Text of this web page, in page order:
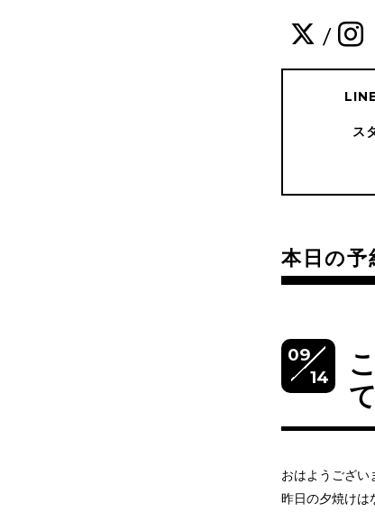
/
ス
本日の予
09
14
おはようござい
昨日の夕焼けは